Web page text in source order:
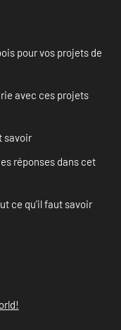
pour vos projets de
avec ces projets
savoir
réponses dans cet
ce qu’il faut savoir